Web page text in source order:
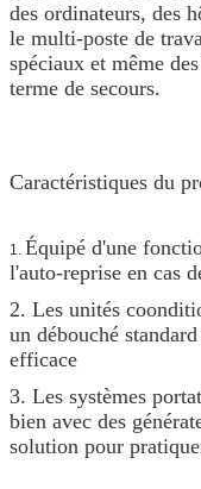
des ordinateurs, des
le multi-poste de
spéciaux et même
terme de secours.
Caractéristiques du
1. Équipé d'une
l'auto-reprise en cas
2. Les unités
un débouché
efficace
3. Les systèmes
bien avec des
solution pour